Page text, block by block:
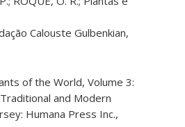
Calouste Gulbenkian,
of the World, Volume 3:
and Modern
Humana Press Inc.,